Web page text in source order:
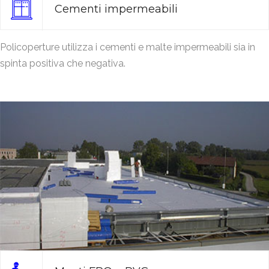
Cementi impermeabili
Policoperture utilizza i cementi e malte impermeabili sia in
spinta positiva che negativa.